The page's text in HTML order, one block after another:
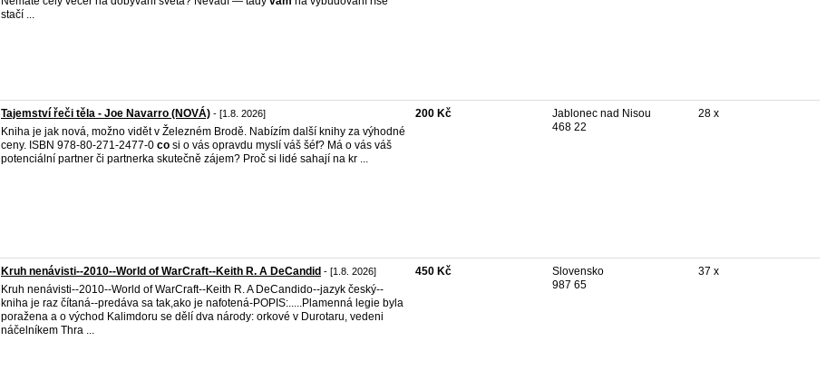
stačí ...
Tajemství řeči těla - Joe Navarro (NOVÁ) - [1.8. 2026]
Kniha je jak nová, možno vidět v Železném Brodě. Nabízím další knihy za výhodné
ceny. ISBN 978-80-271-2477-0 co si o vás opravdu myslí váš šéf? Má o vás váš
potenciální partner či partnerka skutečně zájem? Proč si lidé sahají na kr ...
200 Kč
Jablonec nad Nisou
468 22
28 x
Kruh nenávisti--2010--World of WarCraft--Keith R. A DeCandid - [1.8. 2026]
Kruh nenávisti--2010--World of WarCraft--Keith R. A DeCandido--jazyk český--
kniha je raz čítaná--predáva sa tak,ako je nafotená-POPIS:.....Plamenná legie byla
poražena a o východ Kalimdoru se dělí dva národy: orkové v Durotaru, vedeni
náčelníkem Thra ...
450 Kč
Slovensko
987 65
37 x